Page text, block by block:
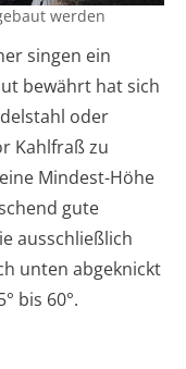
werden
singen ein
bewährt hat sich
oder
Kahlfraß zu
Mindest-Höhe
gute
ausschließlich
unten abgeknickt
bis 60°.